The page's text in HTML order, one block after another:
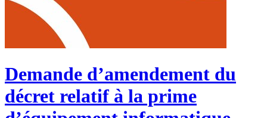
Demande d’amendement du
décret relatif à la prime